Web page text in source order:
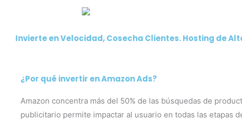
Invierte enVelocidad, Cosecha Clientes.Hosting de
¿Por qué invertir en Amazon Ads?
Amazon concentra más del 50% de las búsquedas de
publicitario permite impactar al usuario en todas las etapas